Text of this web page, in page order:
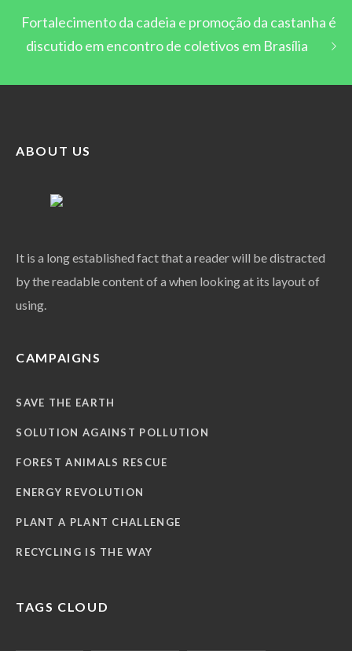
Fortalecimento da cadeia e promoção da castanha é
discutido em encontro de coletivos em Brasília
ABOUT US
It is a long established fact that a reader will be distracted
by the readable content of a when looking at its layout of
using.
CAMPAIGNS
SAVE THE EARTH
SOLUTION AGAINST POLLUTION
FOREST ANIMALS RESCUE
ENERGY REVOLUTION
PLANT A PLANT CHALLENGE
RECYCLING IS THE WAY
TAGS CLOUD